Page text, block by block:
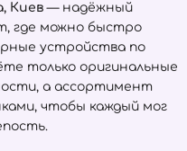
Киев — надёжный
где можно быстро
устройства по
только оригинальные
а ассортимент
чтобы каждый мог